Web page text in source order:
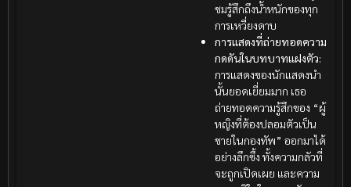
ชมรู้สึกถึงน้ำหนักของทุก
การเหวี่ยงดาบ
การแสดงที่ถ่ายทอดความ
กดดันในบทบาทแฝงตัว:
การแสดงของนักแสดงนำ
นั้นยอดเยี่ยมมาก เธอ
ถ่ายทอดความรู้สึกของ “ผู้
หญิงที่ต้องปลอมตัวเป็น
ชายในกองทัพ” ออกมาได้
อย่างลึกซึ้ง ทั้งความกลัวที่
จะถูกเปิดเผย และความ